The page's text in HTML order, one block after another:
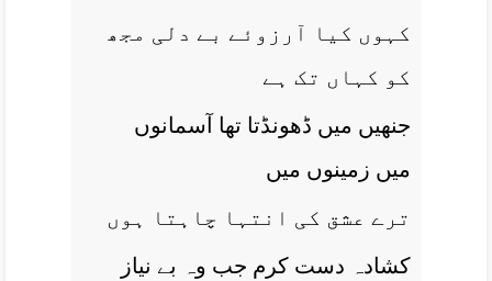
کہوں کيا آرزوئے بے دلی مجھ
کو کہاں تک ہے
جنھيں ميں ڈھونڈتا تھا آسمانوں
ميں زمينوں ميں
ترے عشق کی انتہا چاہتا ہوں
کشادہ دست کرم جب وہ بے نياز